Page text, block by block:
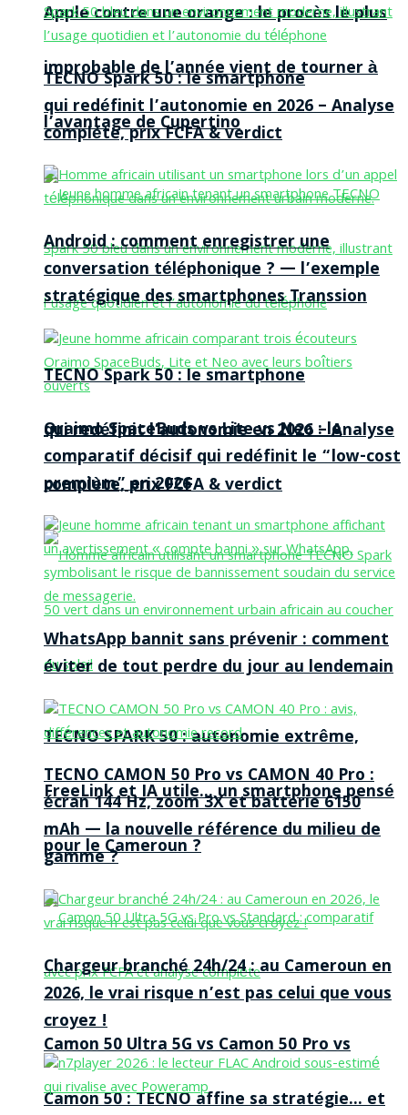
Apple contre une orange : le procès le plus
improbable de l’année vient de tourner à
l’avantage de Cupertino
TECNO Spark 50 : le smartphone
qui redéfinit l’autonomie en 2026 – Analyse
complète, prix FCFA & verdict
TECNO SPARK 50 : autonomie extrême,
FreeLink et IA utile… un smartphone pensé
pour le Cameroun ?
Camon 50 Ultra 5G vs Camon 50 Pro vs
Camon 50 : TECNO affine sa stratégie… et
TECNO Spark 50 : le smartphone
qui redéfinit l’autonomie en 2026 – Analyse
complète, prix FCFA & verdict
Android : comment enregistrer une
conversation téléphonique ? — l’exemple
stratégique des smartphones Transsion
Oraimo SpaceBuds vs Lite vs Neo : le
comparatif décisif qui redéfinit le “low-cost
premium” en 2026
WhatsApp bannit sans prévenir : comment
éviter de tout perdre du jour au lendemain
TECNO CAMON 50 Pro vs CAMON 40 Pro :
écran 144 Hz, zoom 3X et batterie 6150
mAh — la nouvelle référence du milieu de
gamme ?
Chargeur branché 24h/24 : au Cameroun en
2026, le vrai risque n’est pas celui que vous
croyez !